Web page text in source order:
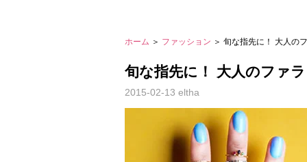
ホーム ＞ ファッション ＞ 旬な指先に！ 大人の
旬な指先に！ 大人のファ
2015-02-13 eltha